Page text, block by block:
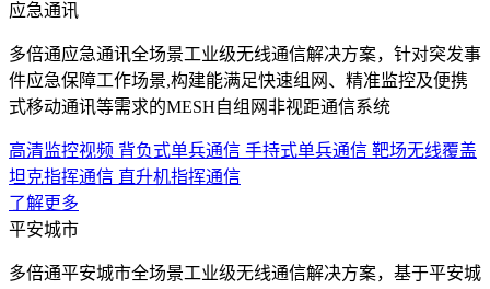
应急通讯
多倍通应急通讯全场景工业级无线通信解决方案，针对突发事
件应急保障工作场景,构建能满足快速组网、精准监控及便携
式移动通讯等需求的MESH自组网非视距通信系统
高清监控视频 背负式单兵通信 手持式单兵通信 靶场无线覆盖
坦克指挥通信 直升机指挥通信
了解更多
平安城市
多倍通平安城市全场景工业级无线通信解决方案，基于平安城